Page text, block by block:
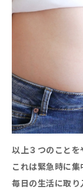
以上３つのことを
これは緊急時に集
毎日の生活に取